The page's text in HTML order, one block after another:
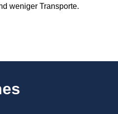
weniger Transporte.